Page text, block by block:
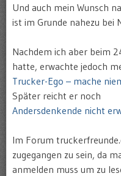
Und auch mein Wunsch
ist im Grunde nahezu bei
Nachdem ich aber beim
hatte, erwachte jedoch
Trucker-Ego – mache
Später reicht er noch
Andersdenkende nicht
Im Forum
zugegangen zu sein, da
anmelden muss um zu